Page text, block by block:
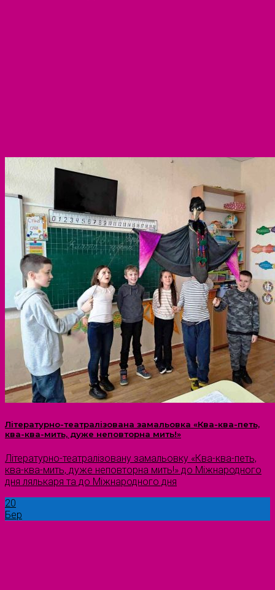
Літературно-театралізована замальовка «Ква-ква-петь,
ква-ква-мить, дуже неповторна мить!»
Літературно-театралізовану замальовку «Ква-ква-петь,
ква-ква-мить, дуже неповторна мить!» до Міжнародного
дня лялькаря та до Міжнародного дня
20
Бер